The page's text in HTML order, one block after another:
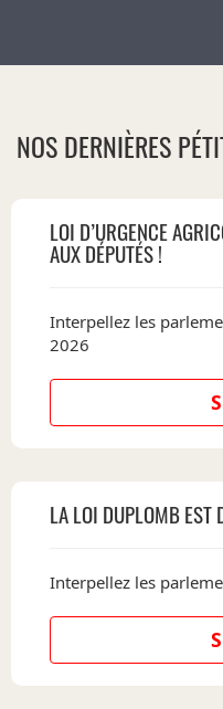
NOS DERNIÈRES
LOI D’URGENCE
AUX DÉPUTÉS !
Interpellez les
2026
LA LOI DUPLOMB EST
Interpellez les